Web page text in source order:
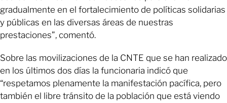
gradualmente en el fortalecimiento de políticas solidarias
y públicas en las diversas áreas de nuestras
prestaciones”, comentó.
Sobre las movilizaciones de la CNTE que se han realizado
en los últimos dos días la funcionaria indicó que
“respetamos plenamente la manifestación pacífica, pero
también el libre tránsito de la población que está viendo